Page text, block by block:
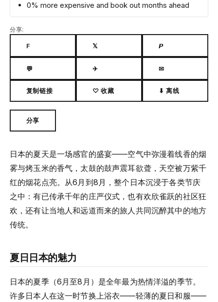
0% more expensive and book out months ahead
分享:
F 𝕏 𝙋
💬 ✈ ✉
复制链接 ♡ 收藏 ⬇ 离线
分享
日本的夏天是一场感官的盛宴——空气中弥漫着线香的烟
雾与烤玉米的香气，太鼓的鼓声震耳欲聋，天空被万紫千
红的烟花点亮。从6月到8月，整个日本沉浸于各类节庆
之中：有已传承千年的庄严仪式，也有欢欣雀跃的社区狂
欢，还有让当地人和远道而来的旅人共同沉醉其中的地方
传统。
夏日日本的魅力
日本的夏季（6月至8月）是全年最为热情洋溢的季节。
许多日本人在这一时节换上浴衣——轻薄的夏日和服——